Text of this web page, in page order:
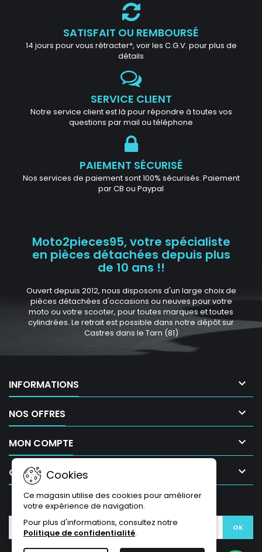
SATISFAIT OU REMBOURSÉ
14 jours pour vous rétracter*, voir les C.G.V. pour plus de
détails
SERVICE CLIENT
Notre service client est là pour répondre à toutes vos
questions par mail ou téléphone
PAIEMENT SÉCURISÉ
Nos services de paiement sont 100% sécurisés. Paiement
par CB ou Paypal
Moto2pieces95, votre spécialiste
en pièces détachées depuis plus
de 10 ans !!
Ouvert depuis 2012, nous disposons d'un large choix de
pièces détachées d'occasions ou neuves pour votre
moto ou votre scooter, pour toutes marques et toutes
cylindrées. Le retrait est possible dans notre dépôt sur
Castres dans le Tarn (81)
INFORMATIONS 
NOS OFFRES 
MON COMPTE 
CONTACT 
Cookies
Ce magasin utilise des cookies pour améliorer
votre expérience de navigation.
Pour plus d'informations, consultez notre
Politique de confidentialité.
LETTRE D'INFORMATIONS